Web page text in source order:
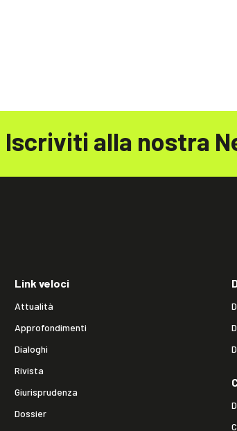
Iscriviti alla nostra
Link veloci
Attualità
Approfondimenti
Dialoghi
Rivista
Giurisprudenza
Dossier